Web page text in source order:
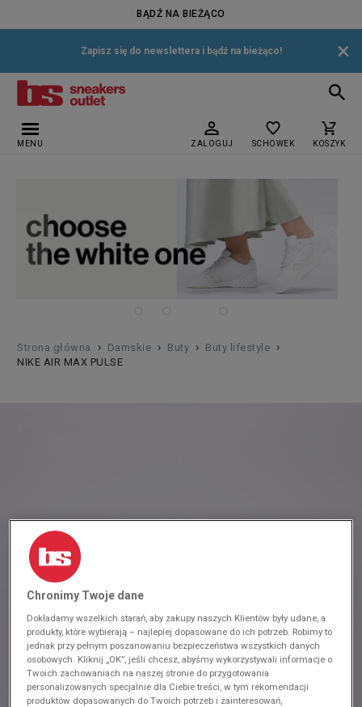
BĄDŹ NA BIEŻĄCO
Zapisz się do newslettera i bądź na bieżąco! ×
MENU ZALOGUJ SCHOWEK KOSZYK
Strona główna › Damskie › Buty › Buty lifestyle ›
NIKE AIR MAX PULSE
Chronimy Twoje dane
Dokładamy wszelkich starań, aby zakupy naszych Klientów były udane, a
produkty, które wybierają – najlepiej dopasowane do ich potrzeb. Robimy to
jednak przy pełnym poszanowaniu bezpieczeństwa wszystkich danych
osobowych. Kliknij „OK”, jeśli chcesz, abyśmy wykorzystywali informacje o
Twoich zachowaniach na naszej stronie do przygotowania
personalizowanych specjalnie dla Ciebie treści, w tym rekomendacji
produktów dopasowanych do Twoich potrzeb i zainteresowań,